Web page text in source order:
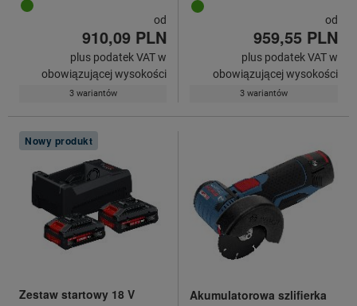
od
910,09 PLN
plus podatek VAT w
obowiązującej wysokości
3 wariantów
od
959,55 PLN
plus podatek VAT w
obowiązującej wysokości
3 wariantów
Nowy produkt
Zestaw startowy 18 V
Akumulatorowa szlifierka